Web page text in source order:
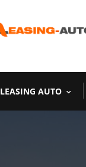
LEASING AUTO